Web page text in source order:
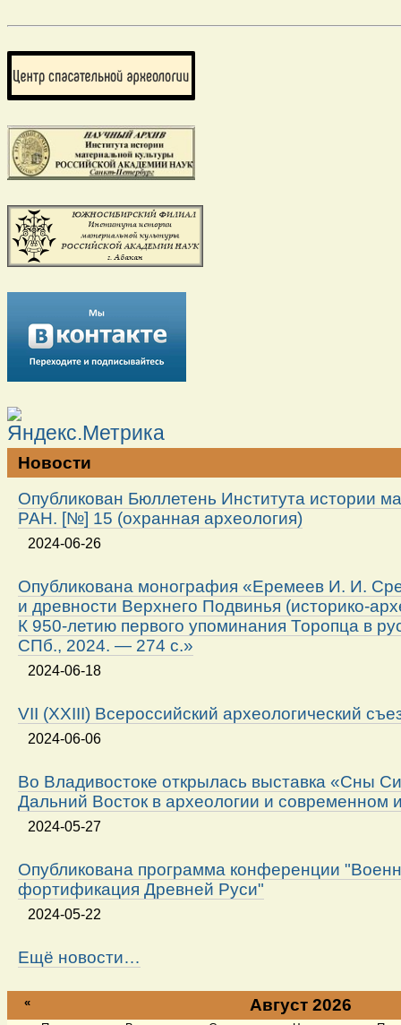
Новости
Опубликован Бюллетень Института истории
РАН. [№] 15 (охранная археология)
2024-06-26
Опубликована монография «Еремеев И. И.
и древности Верхнего Подвинья (историко-
К 950-летию первого упоминания Торопца в
СПб., 2024. — 274 с.»
2024-06-18
VII (XXIII) Всероссийский археологический
2024-06-06
Во Владивостоке открылась выставка «Сны
Дальний Восток в археологии и современном
2024-05-27
Опубликована программа конференции
фортификация Древней Руси"
2024-05-22
Ещё новости…
« Август 2026